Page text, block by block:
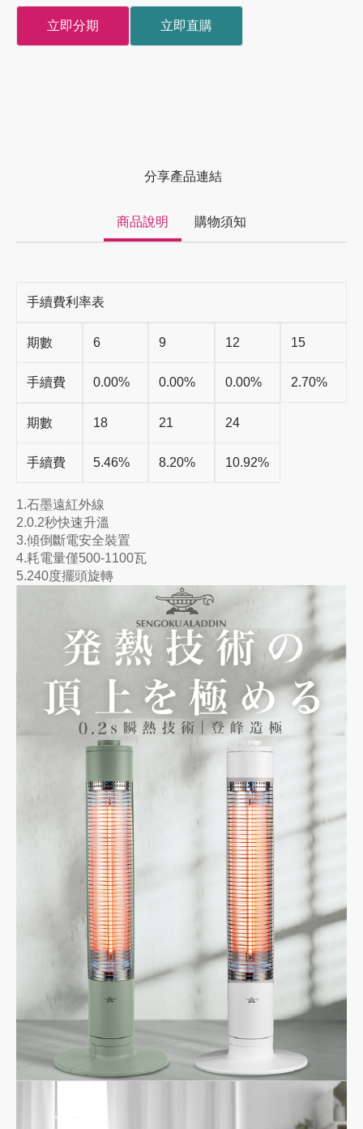
立即分期 立即直購
分享產品連結
商品說明 購物須知
手續費利率表
期數
手續費
6
0.00%
9
0.00%
12
0.00%
15
2.70%
期數
手續費
18
5.46%
21
8.20%
24
10.92%
1.石墨遠紅外線
2.0.2秒快速升溫
3.傾倒斷電安全裝置
4.耗電量僅500-1100瓦
5.240度擺頭旋轉